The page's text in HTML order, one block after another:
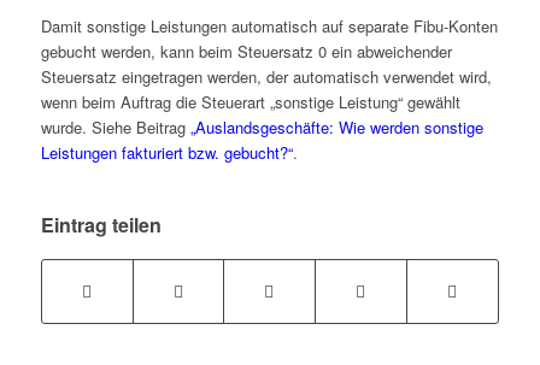
Damit sonstige Leistungen automatisch auf separate Fibu-Konten
gebucht werden, kann beim Steuersatz 0 ein abweichender
Steuersatz eingetragen werden, der automatisch verwendet wird,
wenn beim Auftrag die Steuerart „sonstige Leistung“ gewählt
wurde. Siehe Beitrag „Auslandsgeschäfte: Wie werden sonstige
Leistungen fakturiert bzw. gebucht?“.
Eintrag teilen